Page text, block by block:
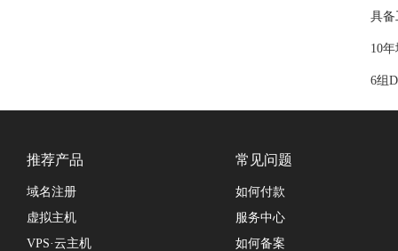
具备
10
6组
推荐产品
域名注册
虚拟主机
VPS·云主机
常见问题
如何付款
服务中心
如何备案